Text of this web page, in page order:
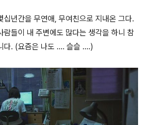
십년간을 무연애, 무여친으로 지내온 그다.
람들이 내 주변에도 많다는 생각을 하니 참
다. (요즘은 나도 .... 슬슬 ....)